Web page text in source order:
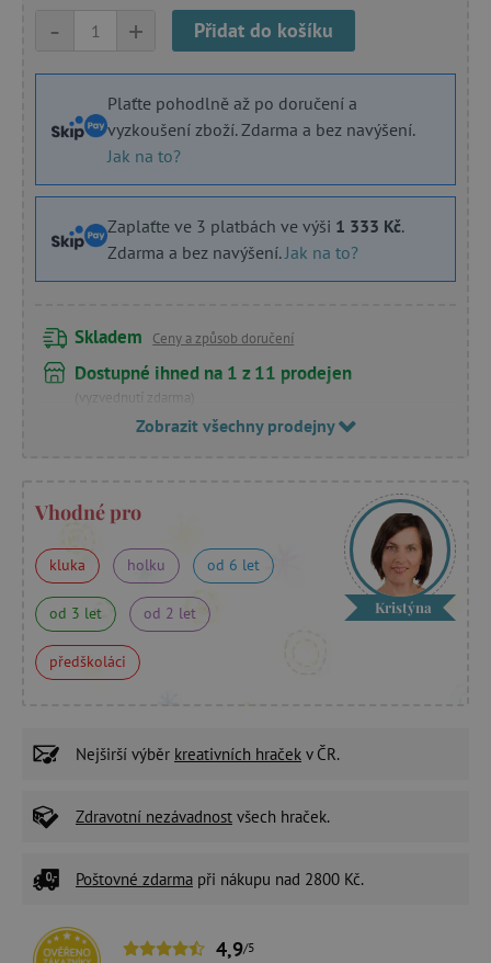
+
- Přidat do košíku
Plaťte pohodlně až po doručení a
vyzkoušení zboží. Zdarma a bez navýšení.
Jak na to?
Zaplaťte ve 3 platbách ve výši 1 333 Kč.
Zdarma a bez navýšení. Jak na to?
Skladem Ceny a způsob doručení
Dostupné ihned na 1 z 11 prodejen
(vyzvednutí zdarma)
Zobrazit všechny prodejny
Vhodné pro
kluka holku od 6 let
od 3 let od 2 let
předškoláci
Kristýna
Nejširší výběr kreativních hraček v ČR.
Zdravotní nezávadnost všech hraček.
Poštovné zdarma při nákupu nad 2800 Kč.
4,9/5